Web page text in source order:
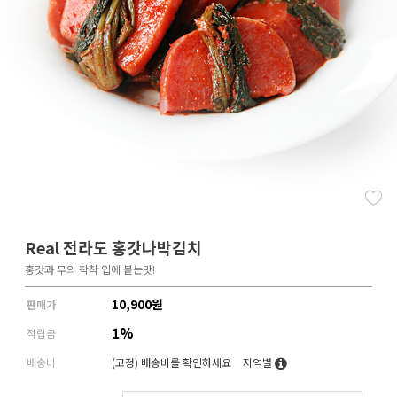
Real 전라도 홍갓나박김치
홍갓과 무의 착착 입에 붙는맛!
판매가 10,900원
적립금 1%
배송비 (고정) 배송비를 확인하세요 지역별